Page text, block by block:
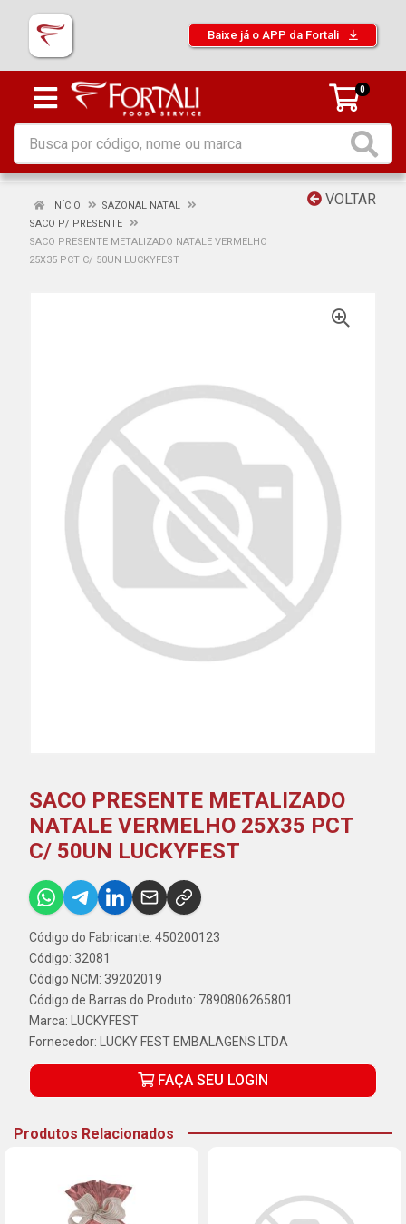
Baixe já o APP da Fortali
0
VOLTAR
INÍCIO
SAZONAL NATAL
SACO P/ PRESENTE
SACO PRESENTE METALIZADO NATALE VERMELHO
25X35 PCT C/ 50UN LUCKYFEST
SACO PRESENTE METALIZADO
NATALE VERMELHO 25X35 PCT
C/ 50UN LUCKYFEST
Código do Fabricante: 450200123
Código: 32081
Código NCM: 39202019
Código de Barras do Produto: 7890806265801
Marca:
LUCKYFEST
Fornecedor:
LUCKY FEST EMBALAGENS LTDA
FAÇA SEU LOGIN
Produtos Relacionados